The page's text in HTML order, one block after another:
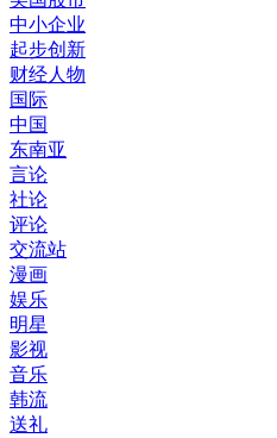
中小企业
起步创新
财经人物
国际
中国
东南亚
言论
社论
评论
交流站
漫画
娱乐
明星
影视
音乐
韩流
送礼